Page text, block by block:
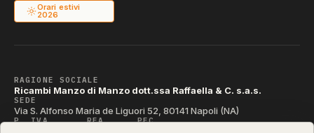
Orari estivi
2026
RAGIONE SOCIALE
Ricambi Manzo di Manzo dott.ssa Raffaella & C. s.a.s.
SEDE
Via S. Alfonso Maria de Liguori 52, 80141 Napoli (NA)
P. IVA REA PEC